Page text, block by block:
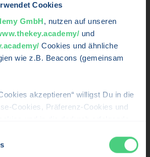
Cookies
GmbH, nutzen auf unseren
und
Cookies und ähnliche
wie z.B. Beacons (gemeinsam
akzeptieren“ willigst Du in die
Cookies, Präferenz-Cookies und
Zwecken durch uns oder Dritte, wie
Sicherheit im Team
bevor du zahlst
möglich
inkl. 19 % MwSt